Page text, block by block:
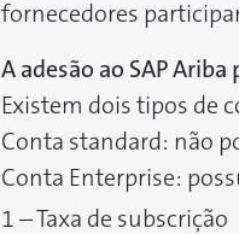
fornecedores
A adesão ao SAP
Existem dois tipos de
Conta standard: não
Conta Enterprise:
1 – Taxa de subscrição